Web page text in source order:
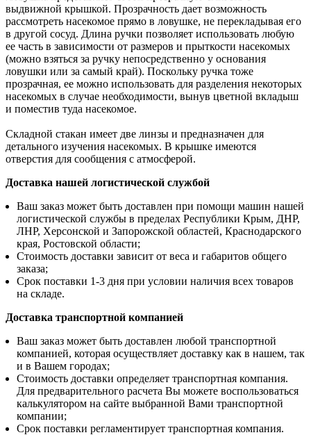
выдвижной крышкой. Прозрачность дает возможность
рассмотреть насекомое прямо в ловушке, не перекладывая его
в другой сосуд. Длина ручки позволяет использовать любую
ее часть в зависимости от размеров и прыткости насекомых
(можно взяться за ручку непосредственно у основания
ловушки или за самый край). Поскольку ручка тоже
прозрачная, ее можно использовать для разделения некоторых
насекомых в случае необходимости, вынув цветной вкладыш
и поместив туда насекомое.
Складной стакан имеет две линзы и предназначен для
детального изучения насекомых. В крышке имеются
отверстия для сообщения с атмосферой.​
Доставка нашей логистической службой
Ваш заказ может быть доставлен при помощи машин нашей
логистической службы в пределах Республики Крым, ДНР,
ЛНР, Херсонской и Запорожской областей, Краснодарского
края, Ростовской области;
Стоимость доставки зависит от веса и габаритов общего
заказа;
Срок поставки 1-3 дня при условии наличия всех товаров
на складе.
Доставка транспортной компанией
Ваш заказ может быть доставлен любой транспортной
компанией, которая осуществляет доставку как в нашем, так
и в Вашем городах;
Стоимость доставки определяет транспортная компания.
Для предварительного расчета Вы можете воспользоваться
калькулятором на сайте выбранной Вами транспортной
компании;
Срок поставки регламентирует транспортная компания.